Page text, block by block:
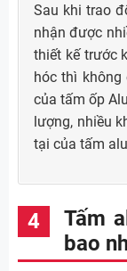
Sau khi trao
nhận được
thiết kế trước
hóc thì
của tấm ốp
lượng, nhiều
tại của tấm
Tấm
bao